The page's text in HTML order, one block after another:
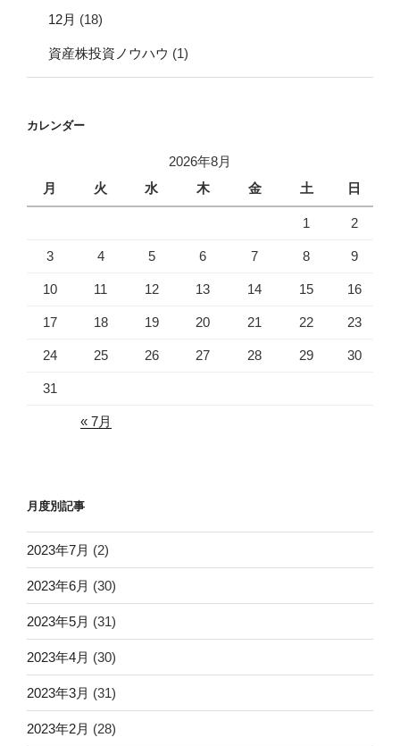
12月 (18)
資産株投資ノウハウ (1)
カレンダー
2026年8月
月
火 水 木 金 土 日
1 2
3 4 5 6 7 8 9
10 11 12 13 14 15 16
17 18 19 20 21 22 23
24 25 26 27 28 29 30
31
« 7月
月度別記事
2023年7月 (2)
2023年6月 (30)
2023年5月 (31)
2023年4月 (30)
2023年3月 (31)
2023年2月 (28)